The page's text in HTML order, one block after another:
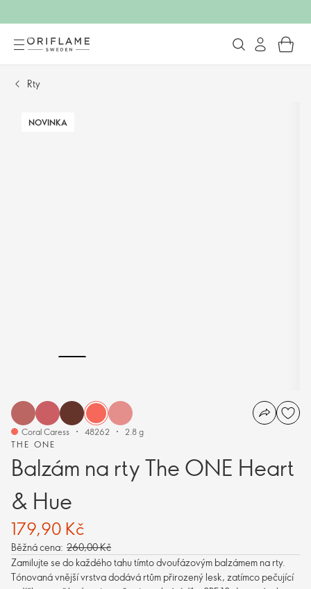
Rty
NOVINKA
THE ONE
Balzám na rty The ONE Heart
& Hue
Coral Caress 48262 2.8 g
179,90 Kč
Běžná cena: 260,00 Kč
Zamilujte se do každého tahu tímto dvoufázovým balzámem na rty.
Tónovaná vnější vrstva dodává rtům přirozený lesk, zatímco pečující